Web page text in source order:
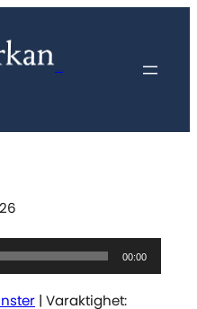
00:00
Varaktighet: